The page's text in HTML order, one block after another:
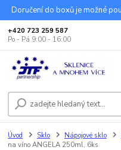
Doručení do boxů je možné
+420 723 259 587
Po - Pá 9:00 - 16:00
Úvod Sklo Nápojové sklo
na víno ANGELA 250ml, 6ks